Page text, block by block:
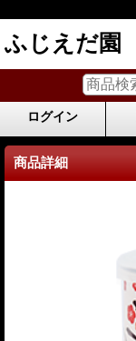
ふじえだ園
ログイン
商品詳細